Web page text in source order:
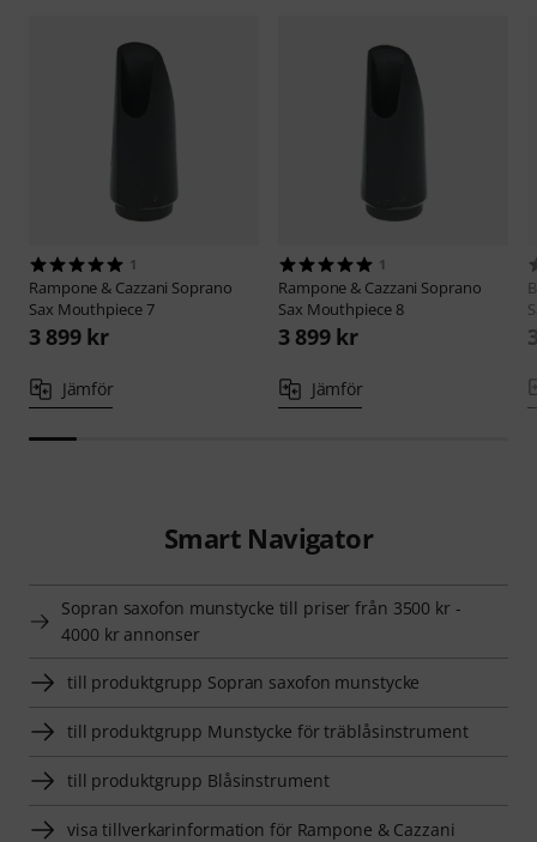
1
Rampone & Cazzani Soprano
Sax Mouthpiece 7
3 899 kr
Jämför
1
Rampone & Cazzani Soprano
Sax Mouthpiece 8
3 899 kr
Jämför
Smart Navigator
Sopran saxofon munstycke till priser från 3500 kr -
4000 kr annonser
till produktgrupp Sopran saxofon munstycke
till produktgrupp Munstycke för träblåsinstrument
till produktgrupp Blåsinstrument
visa tillverkarinformation för Rampone & Cazzani